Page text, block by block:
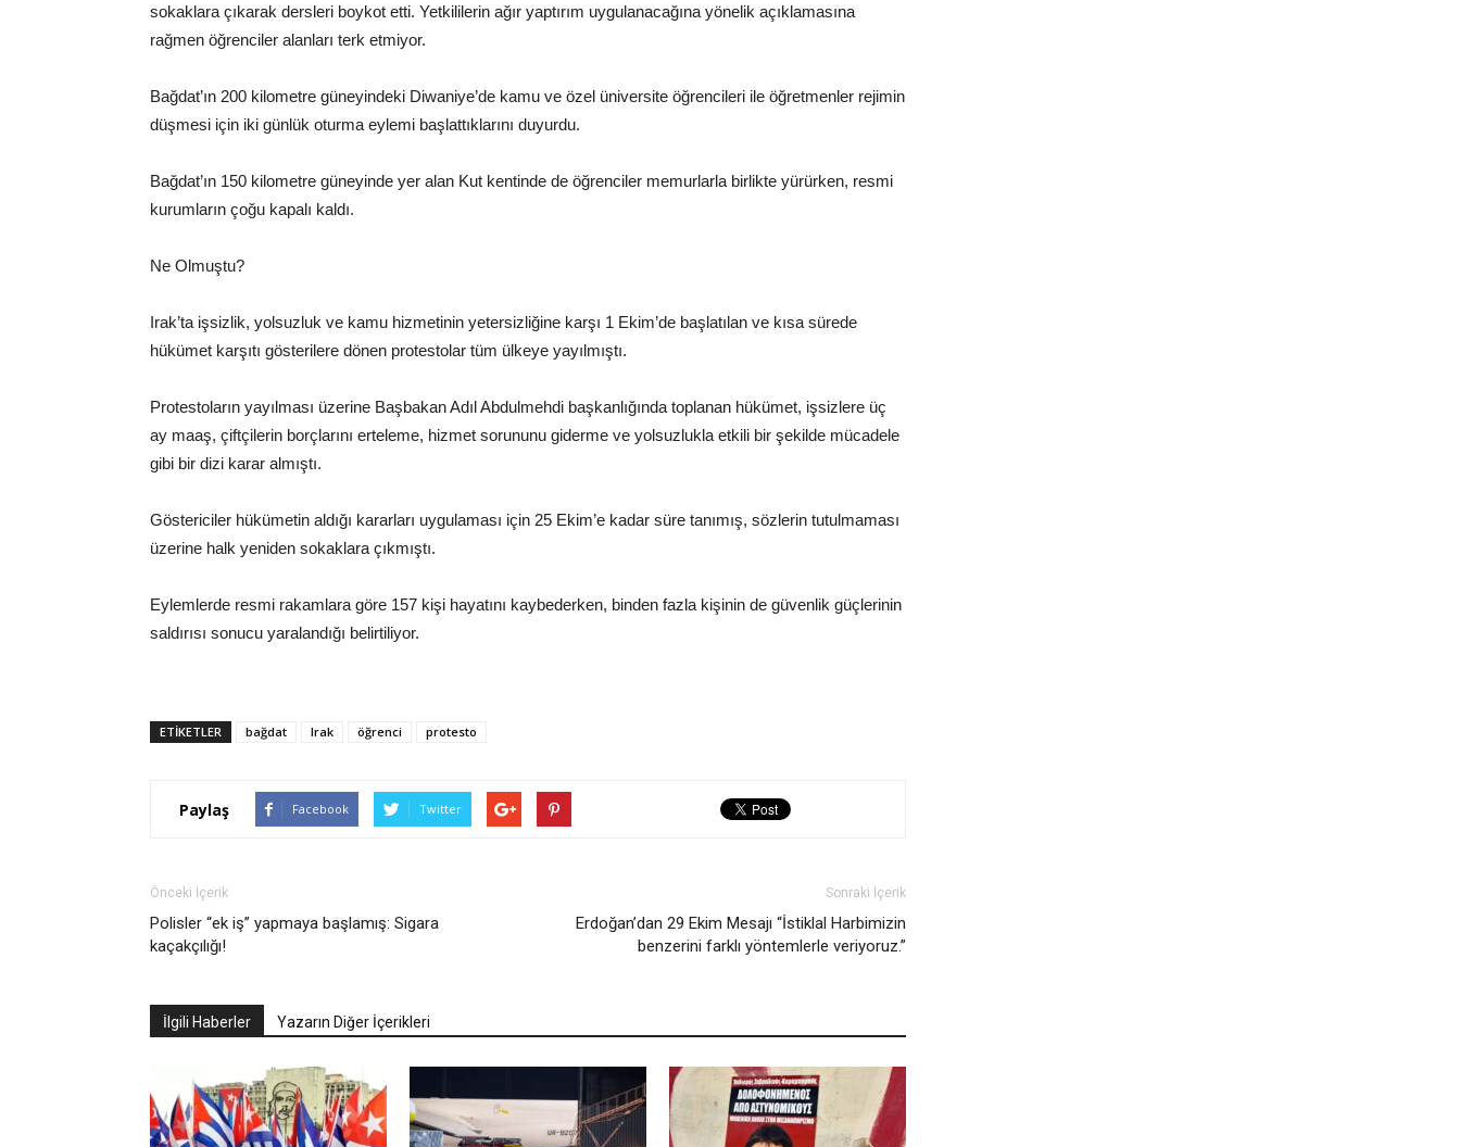
sokaklara çıkarak dersleri boykot etti. Yetkililerin ağır yaptırım uygulanacağına yönelik açıklamasına
rağmen öğrenciler alanları terk etmiyor.
Bağdat’ın 200 kilometre güneyindeki Diwaniye’de kamu ve özel üniversite öğrencileri ile öğretmenler rejimin
düşmesi için iki günlük oturma eylemi başlattıklarını duyurdu.
Bağdat’ın 150 kilometre güneyinde yer alan Kut kentinde de öğrenciler memurlarla birlikte yürürken, resmi
kurumların çoğu kapalı kaldı.
Ne Olmuştu?
Irak’ta işsizlik, yolsuzluk ve kamu hizmetinin yetersizliğine karşı 1 Ekim’de başlatılan ve kısa sürede
hükümet karşıtı gösterilere dönen protestolar tüm ülkeye yayılmıştı.
Protestoların yayılması üzerine Başbakan Adıl Abdulmehdi başkanlığında toplanan hükümet, işsizlere üç
ay maaş, çiftçilerin borçlarını erteleme, hizmet sorununu giderme ve yolsuzlukla etkili bir şekilde mücadele
gibi bir dizi karar almıştı.
Göstericiler hükümetin aldığı kararları uygulaması için 25 Ekim’e kadar süre tanımış, sözlerin tutulmaması
üzerine halk yeniden sokaklara çıkmıştı.
Eylemlerde resmi rakamlara göre 157 kişi hayatını kaybederken, binden fazla kişinin de güvenlik güçlerinin
saldırısı sonucu yaralandığı belirtiliyor.
ETIKETLER bağdat Irak öğrenci protesto
Paylaş Facebook Twitter
Önceki İçerik
Polisler “ek iş” yapmaya başlamış: Sigara
kaçakçılığı!
Sonraki İçerik
Erdoğan’dan 29 Ekim Mesajı “İstiklal Harbimizin
benzerini farklı yöntemlerle veriyoruz.”
İlgili Haberler Yazarın Diğer İçerikleri